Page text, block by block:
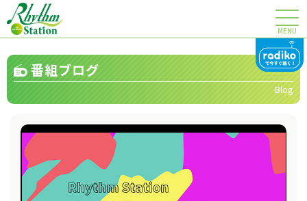
MENU
番組ブログ
Blog